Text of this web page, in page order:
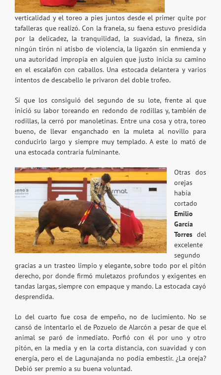
verticalidad y el toreo a pies juntos desde el primer quite por
tafalleras que realizó. Con la franela, su faena estuvo presidida
por la delicadez, la tranquilidad, la suavidad, la fineza, sin
ningún tirón ni atisbo de violencia, la ligazón sin enmienda y
una autoridad impropia en alguien que justo inicia su camino
en el escalafón con caballos. Una estocada delantera y varios
intentos de descabello le privaron del doble trofeo.
Sí que los consiguió del segundo de su lote, frente al que
inició su labor toreando en redondo de rodillas y, también de
rodillas, la cerró por manoletinas. Entre una cosa y otra, toreo
bueno, de llevar enganchado en la muleta al novillo para
conducirlo largo y siempre muy templado. A este lo mató de
una estocada contraria fulminante.
Otras dos
orejas
había
cortado
Emilio
García
Torres del
excelente
segundo
gracias a un trasteo limpio y elegante, sobre todo por el pitón
derecho, por donde firmó muletazos profundos y exigentes en
tandas largas, siempre con empaque y mando. La estocada cayó
desprendida.
Lo del cuarto fue cosa de empeño, no de lucimiento. No se
cansó de intentarlo el de Pozuelo de Alarcón a pesar de que el
animal se paró de inmediato. Porfió con él por uno y otro
pitón, en la media y en la corta distancia, con suavidad y con
energía, pero el de Lagunajanda no podía embestir. ¿La oreja?
Debió ser premio a su buena voluntad.